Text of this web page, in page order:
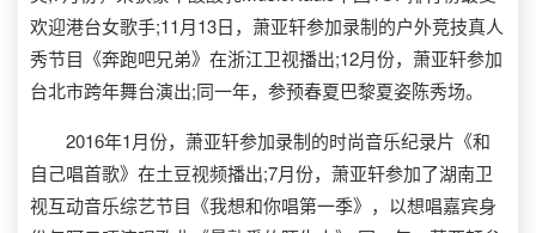
欢迎港台女歌手;11月13日，萧亚轩参加录制的户外竞技真人
秀节目《奔跑吧兄弟》在浙江卫视播出;12月份，萧亚轩参加
台北市跨年舞台演出;同一年，参预春夏巴黎夏姿陈秀场。
2016年1月份，萧亚轩参加录制的时尚音乐纪录片《和
自己唱首歌》在土豆视频播出;7月份，萧亚轩参加了湖南卫
视互动音乐综艺节目《我想和你唱第一季》，以想唱嘉宾身